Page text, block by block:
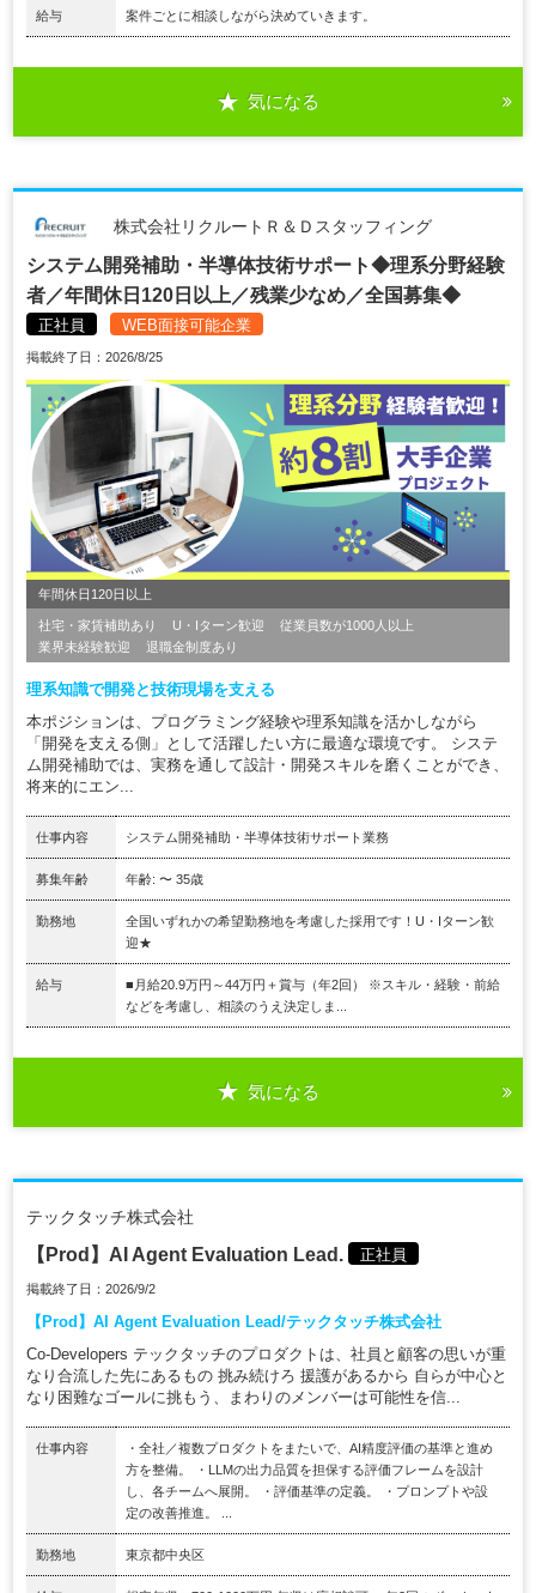
給与 案件ごとに相談しながら決めていきます。
気になる
株式会社リクルートＲ＆Ｄスタッフィング
システム開発補助・半導体技術サポート◆理系分野経験
者／年間休日120日以上／残業少なめ／全国募集◆
正社員 WEB面接可能企業
掲載終了日：2026/8/25
年間休日120日以上
社宅・家賃補助あり U・Iターン歓迎
従業員数が1000人以上
業界未経験歓迎
退職金制度あり
理系知識で開発と技術現場を支える
本ポジションは、プログラミング経験や理系知識を活かしながら
「開発を支える側」として活躍したい方に最適な環境です。 システ
ム開発補助では、実務を通して設計・開発スキルを磨くことができ、
将来的にエン...
仕事内容 システム開発補助・半導体技術サポート業務
募集年齢 年齢: 〜 35歳
勤務地
全国いずれかの希望勤務地を考慮した採用です！U・Iターン歓
迎★
給与
■月給20.9万円～44万円＋賞与（年2回） ※スキル・経験・前給
などを考慮し、相談のうえ決定しま...
気になる
テックタッチ株式会社
【Prod】AI Agent Evaluation Lead. 正社員
掲載終了日：2026/9/2
【Prod】AI Agent Evaluation Lead/テックタッチ株式会社
Co-Developers テックタッチのプロダクトは、社員と顧客の思いが重
なり合流した先にあるもの 挑み続けろ 援護があるから 自らが中心と
なり困難なゴールに挑もう、まわりのメンバーは可能性を信...
仕事内容
・全社／複数プロダクトをまたいで、AI精度評価の基準と進め
方を整備。 ・LLMの出力品質を担保する評価フレームを設計
し、各チームへ展開。 ・評価基準の定義。 ・プロンプトや設
定の改善推進。 ...
勤務地 東京都中央区